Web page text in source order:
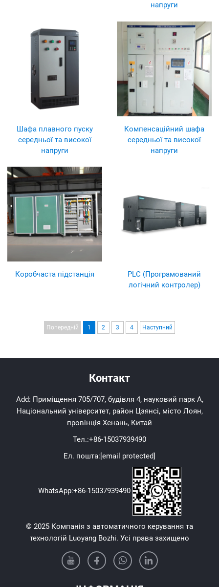
напруги
Шафа плавного пуску
середньої та високої
напруги
Компенсаційний шафа
середньої та високої
напруги
Коробчаста підстанція
PLC (Програмований
логічний контролер)
Попередній 1 2 3 4 Наступний
Контакт
Add: Приміщення 705/707, будівля 4, науковий парк А,
Національний університет, район Цзянсі, місто Лоян,
провінція Хенань, Китай
Тел.:+86-15037939490
Ел. пошта:[email protected]
WhatsApp:+86-15037939490
© 2025 Компанія з автоматичного керування та
технологій Luoyang Bozhi. Усі права захищено